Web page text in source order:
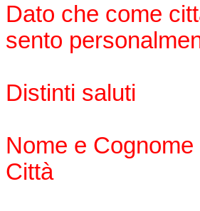
Dato che come
sento
Distinti saluti
Nome e Cognome
Città